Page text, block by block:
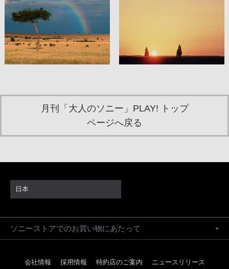
月刊「大人のソニー」PLAY! トップ
ページへ戻る
日本
ソニーストアでのお買い物にあたって
会社情報 採用情報 特約店のご案内 ニュースリリース